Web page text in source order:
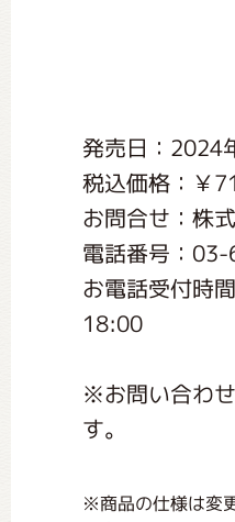
発売日：2024
税込価格：￥
お問合せ：株
電話番号：
お電話受付時
18:00
※お問い合わ
す。
※商品の仕様は変
くまのがっ